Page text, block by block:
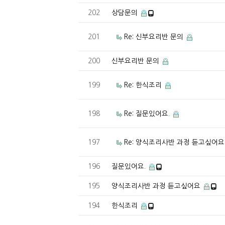
202 상담문의
201 Re: 신부요리반 문의
200 신부요리반 문의
199 Re: 한식조리
198 Re: 질문있어요.
197 Re: 양식조리사반 과정 듣고싶어요
196 질문있어요.
195 양식조리사반 과정 듣고싶어요
194 한식조리